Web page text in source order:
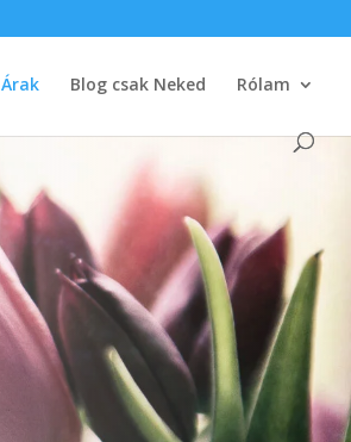
Árak Blog csak Neked Rólam